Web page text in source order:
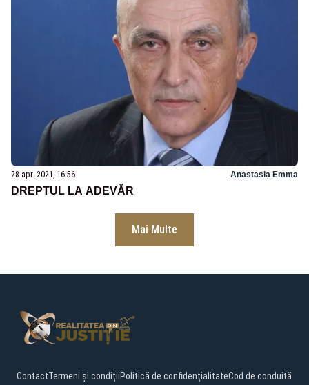
28 apr. 2021, 16:56 Anastasia Emma
DREPTUL LA ADEVĂR
Mai Multe
ContactTermeni și condițiiPolitică de confidențialitateCod de conduită